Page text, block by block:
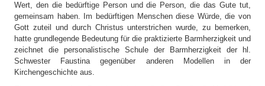
Wert, den die bedürftige Person und die Person, die das Gute tut,
gemeinsam haben. Im bedürftigen Menschen diese Würde, die von
Gott zuteil und durch Christus unterstrichen wurde, zu bemerken,
hatte grundlegende Bedeutung für die praktizierte Barmherzigkeit und
zeichnet die personalistische Schule der Barmherzigkeit der hl.
Schwester Faustina gegenüber anderen Modellen in der
Kirchengeschichte aus.